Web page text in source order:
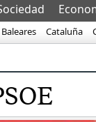
Baleares Cataluña